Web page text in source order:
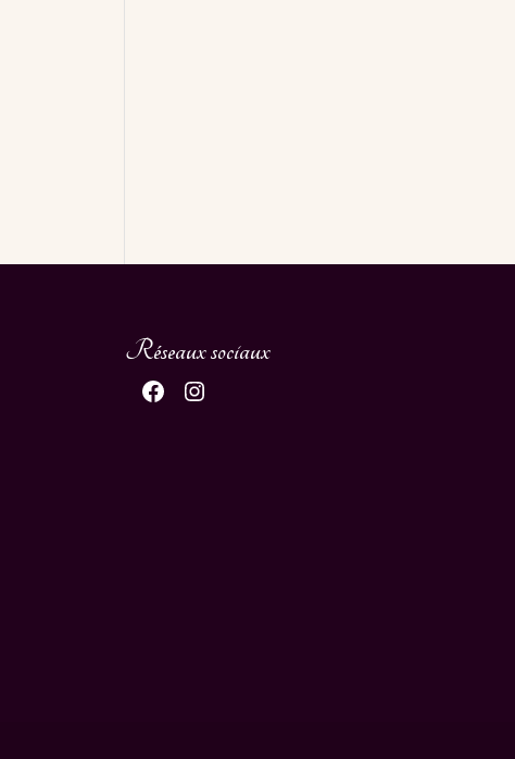
Réseaux sociaux
Facebook
Instagram